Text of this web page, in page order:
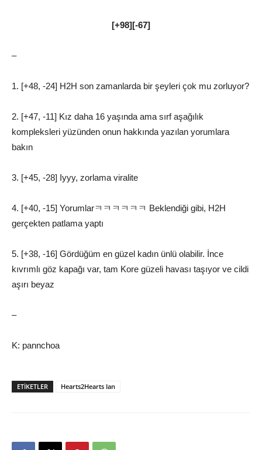
[+98][-67]
–
1. [+48, -24] H2H son zamanlarda bir şeyleri çok mu zorluyor?
2. [+47, -11] Kız daha 16 yaşında ama sırf aşağılık
kompleksleri yüzünden onun hakkında yazılan yorumlara
bakın
3. [+45, -28] Iyyy, zorlama viralite
4. [+40, -15] Yorumlarㅋㅋㅋㅋㅋㅋ Beklendiği gibi, H2H
gerçekten patlama yaptı
5. [+38, -16] Gördüğüm en güzel kadın ünlü olabilir. İnce
kıvrımlı göz kapağı var, tam Kore güzeli havası taşıyor ve cildi
aşırı beyaz
–
K: pannchoa
ETIKETLER Hearts2Hearts Ian